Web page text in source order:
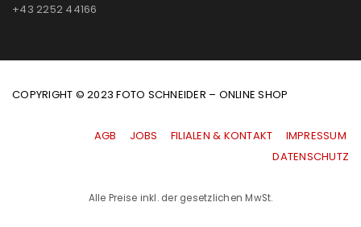
+43 2252 44166
COPYRIGHT © 2023 FOTO SCHNEIDER – ONLINE SHOP
AGB JOBS FILIALEN & KONTAKT
IMPRESSUM
|DATENSCHUTZ
Alle Preise inkl. der gesetzlichen MwSt.